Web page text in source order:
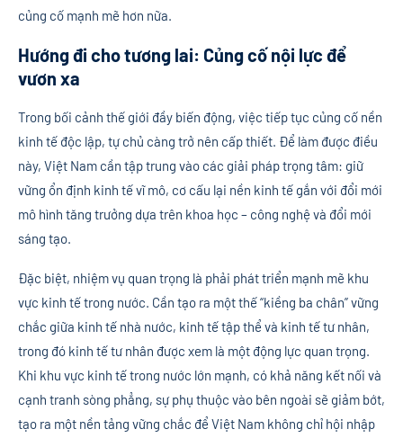
củng cố mạnh mẽ hơn nữa.
Hướng đi cho tương lai: Củng cố nội lực để
vươn xa
Trong bối cảnh thế giới đầy biến động, việc tiếp tục củng cố nền
kinh tế độc lập, tự chủ càng trở nên cấp thiết. Để làm được điều
này, Việt Nam cần tập trung vào các giải pháp trọng tâm: giữ
vững ổn định kinh tế vĩ mô, cơ cấu lại nền kinh tế gắn với đổi mới
mô hình tăng trưởng dựa trên khoa học – công nghệ và đổi mới
sáng tạo.
Đặc biệt, nhiệm vụ quan trọng là phải phát triển mạnh mẽ khu
vực kinh tế trong nước. Cần tạo ra một thế “kiềng ba chân” vững
chắc giữa kinh tế nhà nước, kinh tế tập thể và kinh tế tư nhân,
trong đó kinh tế tư nhân được xem là một động lực quan trọng.
Khi khu vực kinh tế trong nước lớn mạnh, có khả năng kết nối và
cạnh tranh sòng phẳng, sự phụ thuộc vào bên ngoài sẽ giảm bớt,
tạo ra một nền tảng vững chắc để Việt Nam không chỉ hội nhập